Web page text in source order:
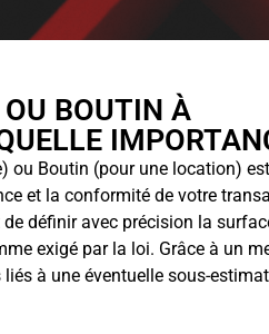
OU BOUTIN À
ou Boutin (pour une location)
et la conformité de votre
définir avec précision la
exigé par la loi. Grâce à un
à une éventuelle sous-